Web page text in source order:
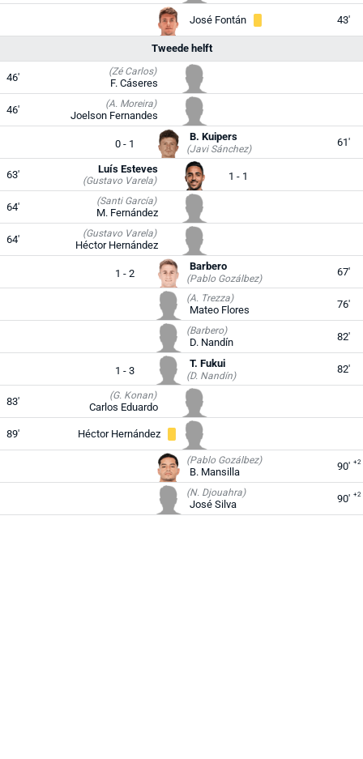
José Fontán 43'
Tweede helft
46' (Zé Carlos)
F. Cáseres
46' (A. Moreira)
Joelson Fernandes
0 - 1
B. Kuipers
(Javi Sánchez)
61'
63' (Gustavo Varela)
Luís Esteves
1 - 1
64' (Santi García)
M. Fernández
64' (Gustavo Varela)
Héctor Hernández
1 - 2
Barbero
(Pablo Gozálbez)
67'
(A. Trezza)
Mateo Flores 76'
(Barbero)
D. Nandín 82'
1 - 3
T. Fukui
(D. Nandín)
82'
83' (G. Konan)
Carlos Eduardo
89' Héctor Hernández
(Pablo Gozálbez)
B. Mansilla 90' +2
(N. Djouahra)
José Silva 90' +2